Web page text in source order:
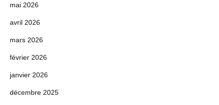
mai 2026
avril 2026
mars 2026
février 2026
janvier 2026
décembre 2025